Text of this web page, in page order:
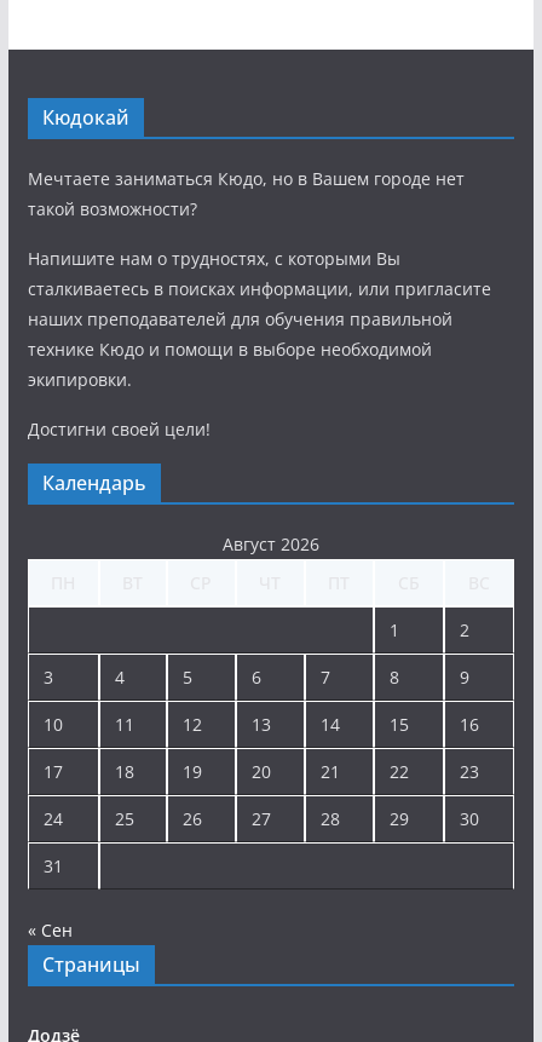
Кюдокай
Мечтаете заниматься Кюдо, но в Вашем городе нет
такой возможности?
Напишите нам о трудностях, с которыми Вы
сталкиваетесь в поисках информации, или пригласите
наших преподавателей для обучения правильной
технике Кюдо и помощи в выборе необходимой
экипировки.
Достигни своей цели!
Календарь
Август 2026
1 2
3 4 5 6 7 8 9
10 11 12 13 14 15 16
17 18 19 20 21 22 23
24 25 26 27 28 29 30
31
« Сен
Страницы
Додзё